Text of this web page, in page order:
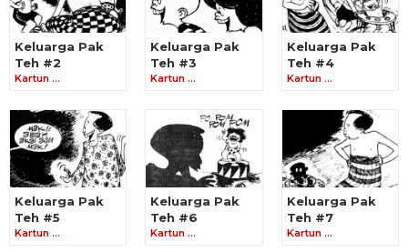
Keluarga Pak
Teh #2
Kartun …
Keluarga Pak
Teh #3
Kartun …
Keluarga Pak
Teh #4
Kartun …
Keluarga Pak
Teh #5
Kartun …
Keluarga Pak
Teh #6
Kartun …
Keluarga Pak
Teh #7
Kartun …